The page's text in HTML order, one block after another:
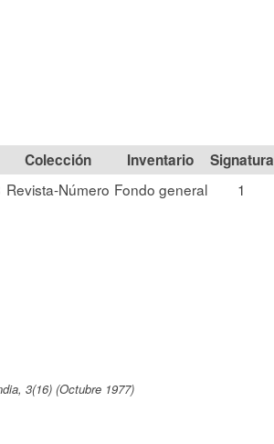
Colección Signatura
Revista-Número Fondo general 1
3(16) (Octubre 1977)